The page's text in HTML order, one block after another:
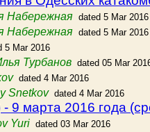
Набережная dated 5 Mar 2016
Набережная dated 5 Mar 2016
5 Mar 2016
Турбанов dated 05 Mar
dated 4 Mar 2016
Snetkov dated 4 Mar 2016
9 марта 2016 года
Yuri dated 03 Mar 2016